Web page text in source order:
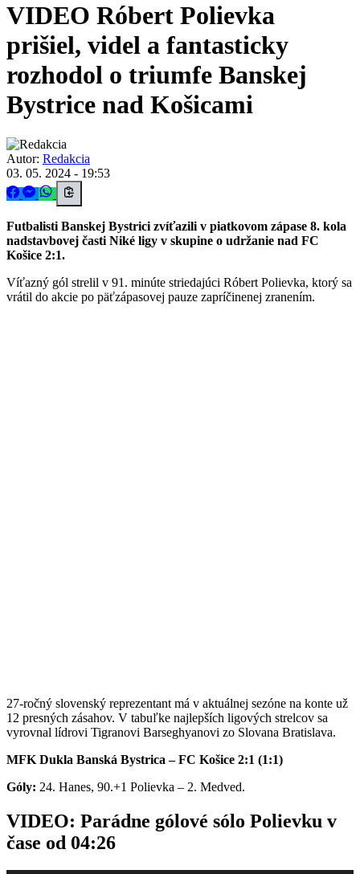
VIDEO Róbert Polievka
prišiel, videl a fantasticky
rozhodol o triumfe Banskej
Bystrice nad Košicami
Autor: Redakcia
03. 05. 2024 - 19:53
Futbalisti Banskej Bystrici zvíťazili v piatkovom zápase 8. kola
nadstavbovej časti Niké ligy v skupine o udržanie nad FC
Košice 2:1.
Víťazný gól strelil v 91. minúte striedajúci Róbert Polievka, ktorý sa
vrátil do akcie po päťzápasovej pauze zapríčinenej zranením.
27-ročný slovenský reprezentant má v aktuálnej sezóne na konte už
12 presných zásahov. V tabuľke najlepších ligových strelcov sa
vyrovnal lídrovi Tigranovi Barseghyanovi zo Slovana Bratislava.
MFK Dukla Banská Bystrica – FC Košice 2:1 (1:1)
Góly: 24. Hanes, 90.+1 Polievka – 2. Medved.
VIDEO: Parádne gólové sólo Polievku v
čase od 04:26